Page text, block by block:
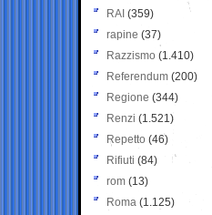
RAI (359)
rapine (37)
Razzismo (1.410)
Referendum (200)
Regione (344)
Renzi (1.521)
Repetto (46)
Rifiuti (84)
rom (13)
Roma (1.125)